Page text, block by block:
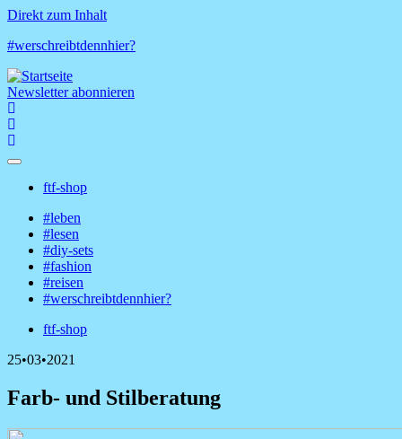
Direkt zum Inhalt
#werschreibtdennhier?
Newsletter abonnieren
Menü
ftf-shop
Hauptnavigation
#leben
#lesen
#diy-sets
#fashion
#reisen
#werschreibtdennhier?
Menü
ftf-shop
25•03•2021
Farb- und Stilberatung